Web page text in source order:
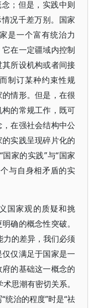
；但是，实践中则
况千差万别。国家
是一个富有统治力
在一定疆域内控制
所设机构或者间接
制订某种约束性规
情形。但是，在很
的常规工作，既可
在强社会结构中公
实践呈现碎片化的
家的实践”与“国家
与自身相矛盾的实
国家观的质疑和挑
确的概念性突破。
力的差异，我们必须
仅满足于国家是一
的基础这一概念的
思潮有密切关系。
统治的程度”时是“祛